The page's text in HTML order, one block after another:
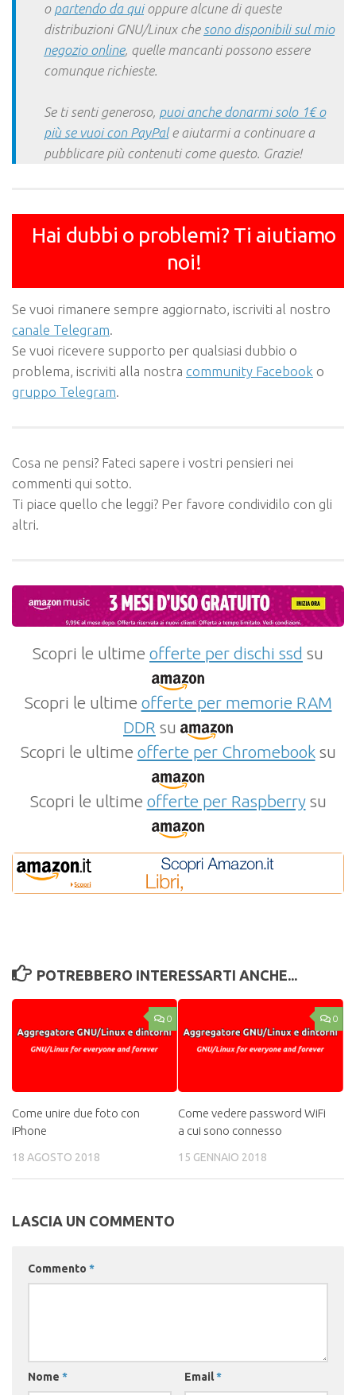
o partendo da quioppure alcune di queste
distribuzioni GNU/Linux che sono disponibili sul mio
negozio online, quelle mancanti possono essere
comunque richieste.
Se ti senti generoso, puoi anche donarmi solo 1€ o
più se vuoi con PayPale aiutarmi a continuare a
pubblicare più contenuti come questo. Grazie!
Hai dubbi o problemi? Ti aiutiamo
noi!
Se vuoi rimanere sempre aggiornato, iscriviti al nostro
canale Telegram.
Se vuoi ricevere supporto per qualsiasi dubbio o
problema, iscriviti alla nostra community Facebook o
gruppo Telegram.
Cosa ne pensi? Fateci sapere i vostri pensieri nei
commenti qui sotto.
Ti piace quello che leggi? Per favore condividilo con gli
altri.
Scopri le ultime offerte per dischi ssd su
Scopri le ultime offerte per memorie RAM
DDR su
Scopri le ultime offerte per Chromebooksu
Scopri le ultime offerte per Raspberrysu
POTREBBERO INTERESSARTI ANCHE...
0
Come unire due foto con
iPhone
18 AGOSTO 2018
0
Come vedere password WiFi
a cui sono connesso
15 GENNAIO 2018
LASCIA UN COMMENTO
Commento *
Nome * Email*